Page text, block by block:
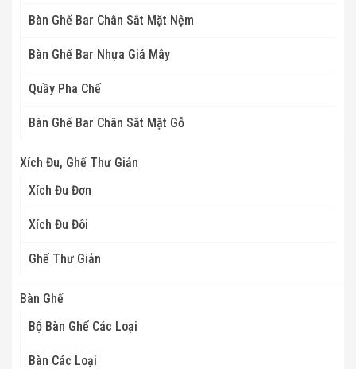
Bàn Ghế Bar Chân Sắt Mặt Nệm
Bàn Ghế Bar Nhựa Giả Mây
Quầy Pha Chế
Bàn Ghế Bar Chân Sắt Mặt Gỗ
Xích Đu, Ghế Thư Giản
Xích Đu Đơn
Xích Đu Đôi
Ghế Thư Giản
Bàn Ghế
Bộ Bàn Ghế Các Loại
Bàn Các Loại